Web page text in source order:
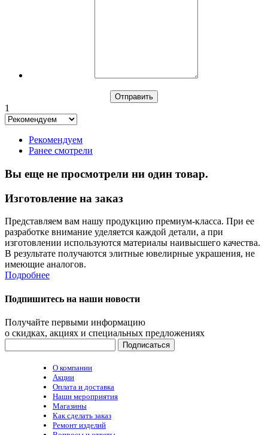
1
Рекомендуем
Ранее смотрели
Вы еще не просмотрели ни один товар.
Изготовление на заказ
Представляем вам нашу продукцию премиум-класса. При ее
разработке внимание уделяется каждой детали, а при
изготовлении используются материалы наивысшего качества.
В результате получаются элитные ювелирные украшения, не
имеющие аналогов.
Подробнее
Подпишитесь на наши новости
Получайте первыми информацию
о скидках, акциях и специальных предложениях
О компании
Акции
Оплата и доставка
Наши мероприятия
Магазины
Как сделать заказ
Ремонт изделий